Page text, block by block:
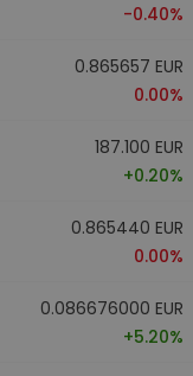
-0.40%
0.865657 EUR
0.00%
187.100 EUR
+0.20%
0.865440 EUR
0.00%
0.086676000 EUR
+5.20%